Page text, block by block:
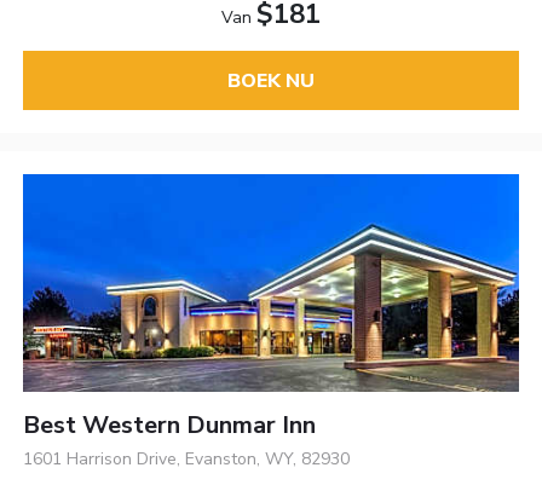
Van $181
BOEK NU
Best Western Dunmar Inn
1601 Harrison Drive, Evanston, WY, 82930